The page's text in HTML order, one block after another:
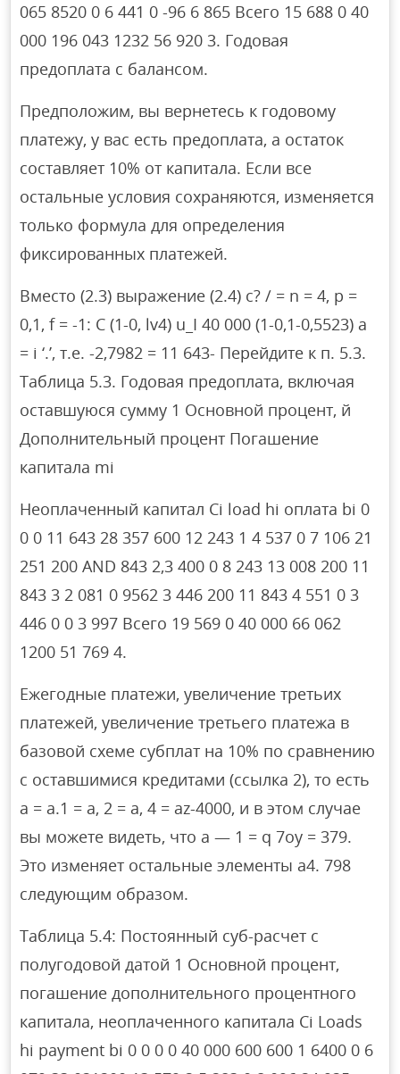
065 8520 0 6 441 0 -96 6 865 Всего 15 688 0 40
000 196 043 1232 56 920 3. Годовая
предоплата с балансом.
Предположим, вы вернетесь к годовому
платежу, у вас есть предоплата, а остаток
составляет 10% от капитала. Если все
остальные условия сохраняются, изменяется
только формула для определения
фиксированных платежей.
Вместо (2.3) выражение (2.4) c? / = n = 4, p =
0,1, f = -1: C (1-0, lv4) u_I 40 000 (1-0,1-0,5523) a
= i ‘.’, т.е. -2,7982 = 11 643- Перейдите к п. 5.3.
Таблица 5.3. Годовая предоплата, включая
оставшуюся сумму 1 Основной процент, й
Дополнительный процент Погашение
капитала mi
Неоплаченный капитал Ci load hi оплата bi 0
0 0 11 643 28 357 600 12 243 1 4 537 0 7 106 21
251 200 AND 843 2,3 400 0 8 243 13 008 200 11
843 3 2 081 0 9562 3 446 200 11 843 4 551 0 3
446 0 0 3 997 Всего 19 569 0 40 000 66 062
1200 51 769 4.
Ежегодные платежи, увеличение третьих
платежей, увеличение третьего платежа в
базовой схеме субплат на 10% по сравнению
с оставшимися кредитами (ссылка 2), то есть
a = a.1 = a, 2 = a, 4 = az-4000, и в этом случае
вы можете видеть, что a — 1 = q 7oy = 379.
Это изменяет остальные элементы a4. 798
следующим образом.
Таблица 5.4: Постоянный суб-расчет с
полугодовой датой 1 Основной процент,
погашение дополнительного процентного
капитала, неоплаченного капитала Ci Loads
hi payment bi 0 0 0 0 40 000 600 600 1 6400 0 6